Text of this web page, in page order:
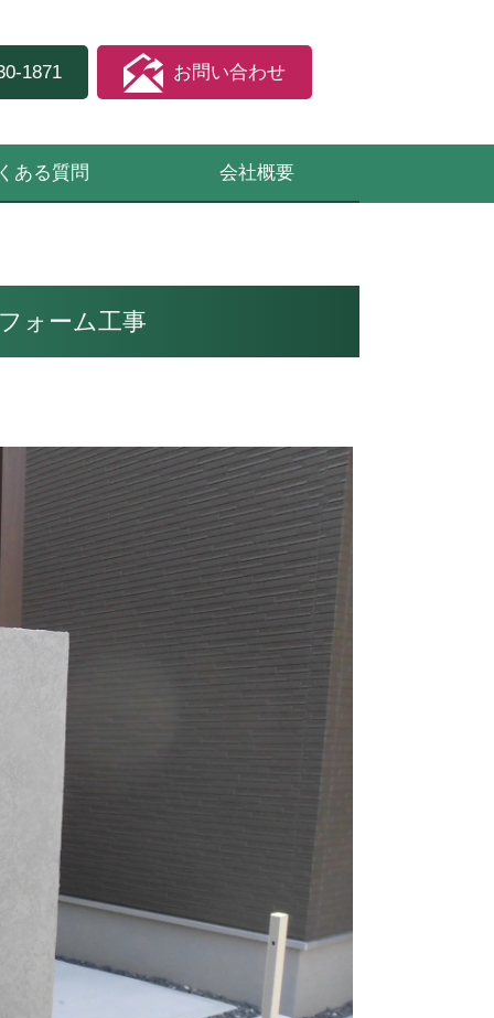
1871 お問い合わせ
ある質問 会社概要
ォーム工事